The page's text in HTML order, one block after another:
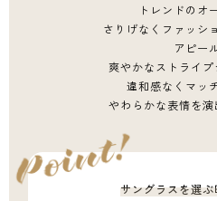
トレンドのオ
さりげなくファッシ
アピー
爽やかなストライ
違和感なくマッ
やわらかな表情を演
サングラスを選